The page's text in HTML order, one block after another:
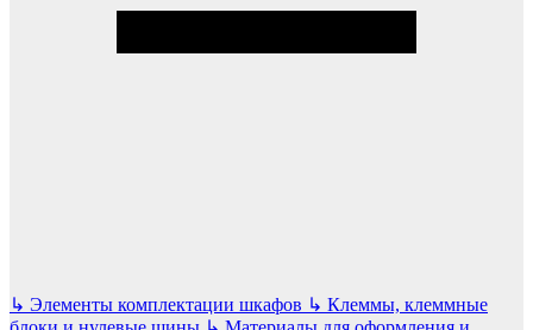
↳ Элементы комплектации шкафов ↳ Клеммы, клеммные